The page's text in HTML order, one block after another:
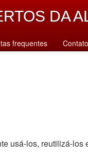
DA
frequentes Contato
usá-los, reutilizá-